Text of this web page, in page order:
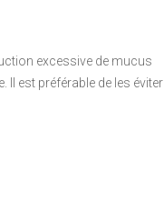
excessive de mucus
Il est préférable de les éviter